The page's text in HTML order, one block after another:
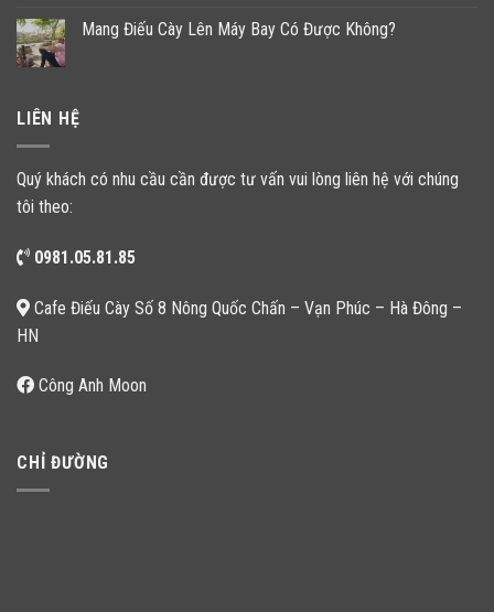
Mang Điếu Cày Lên Máy Bay Có Được Không?
LIÊN HỆ
Quý khách có nhu cầu cần được tư vấn vui lòng liên hệ với chúng
tôi theo:
0981.05.81.85
Cafe Điếu Cày Số 8 Nông Quốc Chấn – Vạn Phúc – Hà Đông –
HN
Công Anh Moon
CHỈ ĐƯỜNG